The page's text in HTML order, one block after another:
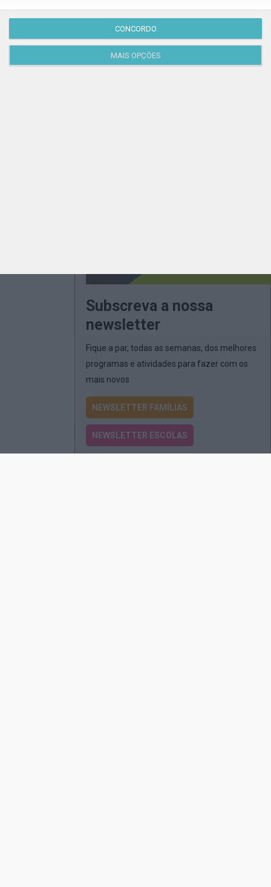
MAIS OPÇÕES
CONCORDO
Subscreva a nossa
newsletter
Fique a par, todas as semanas, dos melhores
programas e atividades para fazer com os
mais novos
NEWSLETTER FAMÍLIAS
NEWSLETTER ESCOLAS